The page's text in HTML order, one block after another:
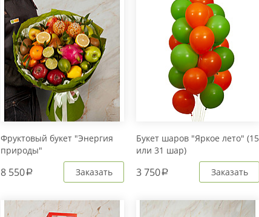
Фруктовый букет "Энергия
природы"
8 550a Заказать
Букет шаров "Яркое лето" (15
или 31 шар)
3 750a Заказать